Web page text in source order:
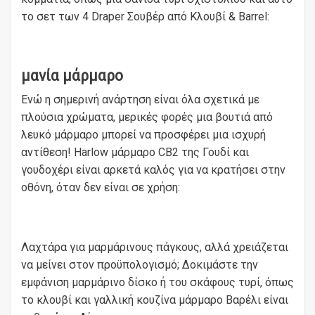
το σετ των 4 Draper Σουβέρ από Κλουβί & Barrel:
μανία μάρμαρο
Ενώ η σημερινή ανάρτηση είναι όλα σχετικά με
πλούσια χρώματα, μερικές φορές μια βουτιά από
λευκό μάρμαρο μπορεί να προσφέρει μια ισχυρή
αντίθεση! Harlow μάρμαρο CB2 της Γουδί και
γουδοχέρι είναι αρκετά καλός για να κρατήσει στην
οθόνη, όταν δεν είναι σε χρήση:
Λαχτάρα για μαρμάρινους πάγκους, αλλά χρειάζεται
να μείνει στον προϋπολογισμό; Δοκιμάστε την
εμφάνιση μαρμάρινο δίσκο ή του σκάφους τυρί, όπως
το κλουβί και γαλλική κουζίνα μάρμαρο Βαρέλι είναι